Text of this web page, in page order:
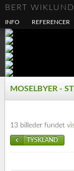
BERT WIKLUND
INFO REFERENCER
MOSELBYER -
13 billeder fundet
TYSKLAND